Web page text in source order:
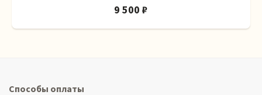
9 500 ₽
Способы оплаты